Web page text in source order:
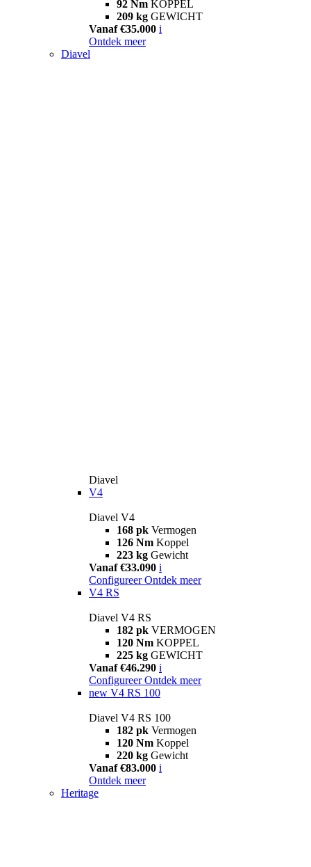
92 Nm KOPPEL
209 kg GEWICHT
Vanaf €35.000 i
Ontdek meer
Diavel
Diavel
V4
Diavel V4
168 pk Vermogen
126 Nm Koppel
223 kg Gewicht
Vanaf €33.090 i
Configureer Ontdek meer
V4 RS
Diavel V4 RS
182 pk VERMOGEN
120 Nm KOPPEL
225 kg GEWICHT
Vanaf €46.290 i
Configureer Ontdek meer
new V4 RS 100
Diavel V4 RS 100
182 pk Vermogen
120 Nm Koppel
220 kg Gewicht
Vanaf €83.000 i
Ontdek meer
Heritage